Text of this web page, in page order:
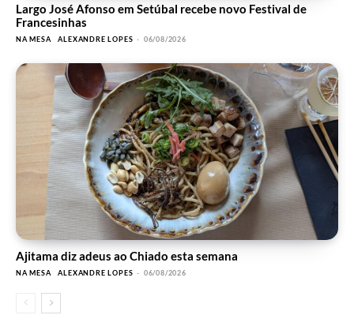
Largo José Afonso em Setúbal recebe novo Festival de
Francesinhas
NA MESA ALEXANDRE LOPES - 06/08/2026
Ajitama diz adeus ao Chiado esta semana
NA MESA ALEXANDRE LOPES - 06/08/2026